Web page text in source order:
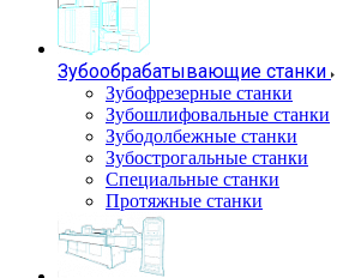
Зубообрабатывающие станки
Зубофрезерные станки
Зубошлифовальные станки
Зубодолбежные станки
Зубострогальные станки
Специальные станки
Протяжные станки